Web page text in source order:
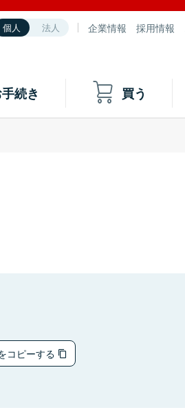
個人 法人 企業情報 採用情報
続き 買う
コピーする